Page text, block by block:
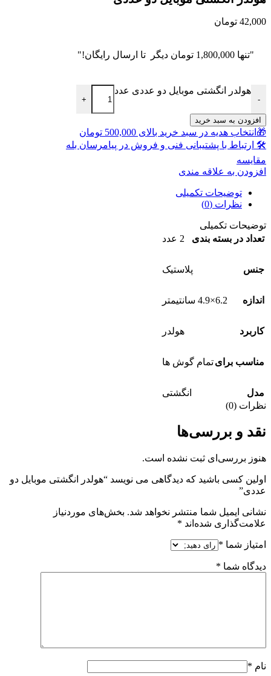
42,000 تومان
"تنها 1,800,000 تومان دیگر تا ارسال رایگان!"
-
هولدر انگشتی موبایل دو عددی عدد
+
افزودن به سبد خرید
🎁انتخاب هدیه در سبد خرید بالای 500,000 تومان
🛠 ارتباط با پشتیبانی فنی و فروش در پیامرسان بله
مقايسه
افزودن به علاقه مندی
توضیحات تکمیلی
نظرات (0)
توضیحات تکمیلی
تعداد در بسته بندی
2 عدد
جنس پلاستیک
اندازه 6.2×4.9 سانتیمتر
کاربرد هولدر
مناسب برایتمام گوش ها
مدل
انگشتی
نظرات (0)
نقد و بررسی‌ها
هنوز بررسی‌ای ثبت نشده است.
اولین کسی باشید که دیدگاهی می نویسد “هولدر انگشتی موبایل دو
عددی”
نشانی ایمیل شما منتشر نخواهد شد. بخش‌های موردنیاز
علامت‌گذاری شده‌اند *
امتیاز شما *
دیدگاه شما *
نام *